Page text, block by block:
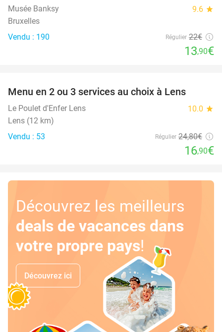
Musée Banksy 9.6 star
Bruxelles
Vendu : 190
Régulier 22€
13,90€
Menu en 2 ou 3 services au choix à Lens
Le Poulet d'Enfer Lens 10.0 star
Lens (12 km)
Vendu : 53
Régulier 24,80€
16,90€
Découvrez les meilleurs
deals de vacances dans
votre propre pays!
Découvrez ici